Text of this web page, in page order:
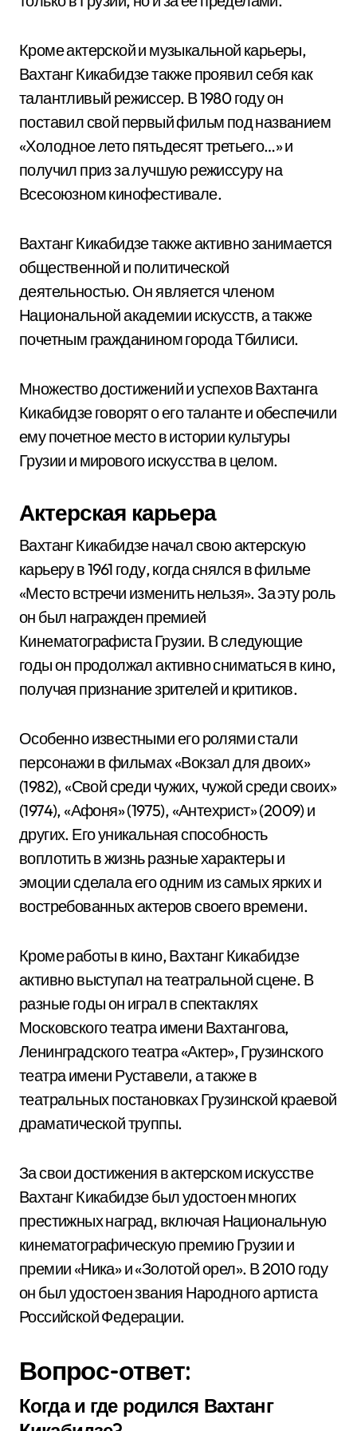
Кроме актерской и музыкальной карьеры,
Вахтанг Кикабидзе также проявил себя как
талантливый режиссер. В 1980 году он
поставил свой первый фильм под названием
«Холодное лето пятьдесят третьего…» и
получил приз за лучшую режиссуру на
Всесоюзном кинофестивале.
Вахтанг Кикабидзе также активно занимается
общественной и политической
деятельностью. Он является членом
Национальной академии искусств, а также
почетным гражданином города Тбилиси.
Множество достижений и успехов Вахтанга
Кикабидзе говорят о его таланте и обеспечили
ему почетное место в истории культуры
Грузии и мирового искусства в целом.
Актерская карьера
Вахтанг Кикабидзе начал свою актерскую
карьеру в 1961 году, когда снялся в фильме
«Место встречи изменить нельзя». За эту роль
он был награжден премией
Кинематографиста Грузии. В следующие
годы он продолжал активно сниматься в кино,
получая признание зрителей и критиков.
Особенно известными его ролями стали
персонажи в фильмах «Вокзал для двоих»
(1982), «Свой среди чужих, чужой среди своих»
(1974), «Афоня» (1975), «Антехрист» (2009) и
других. Его уникальная способность
воплотить в жизнь разные характеры и
эмоции сделала его одним из самых ярких и
востребованных актеров своего времени.
Кроме работы в кино, Вахтанг Кикабидзе
активно выступал на театральной сцене. В
разные годы он играл в спектаклях
Московского театра имени Вахтангова,
Ленинградского театра «Актер», Грузинского
театра имени Руставели, а также в
театральных постановках Грузинской краевой
драматической труппы.
За свои достижения в актерском искусстве
Вахтанг Кикабидзе был удостоен многих
престижных наград, включая Национальную
кинематографическую премию Грузии и
премии «Ника» и «Золотой орел». В 2010 году
он был удостоен звания Народного артиста
Российской Федерации.
Вопрос-ответ:
Когда и где родился Вахтанг